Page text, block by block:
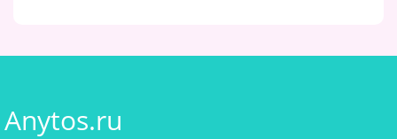
Anytos.ru